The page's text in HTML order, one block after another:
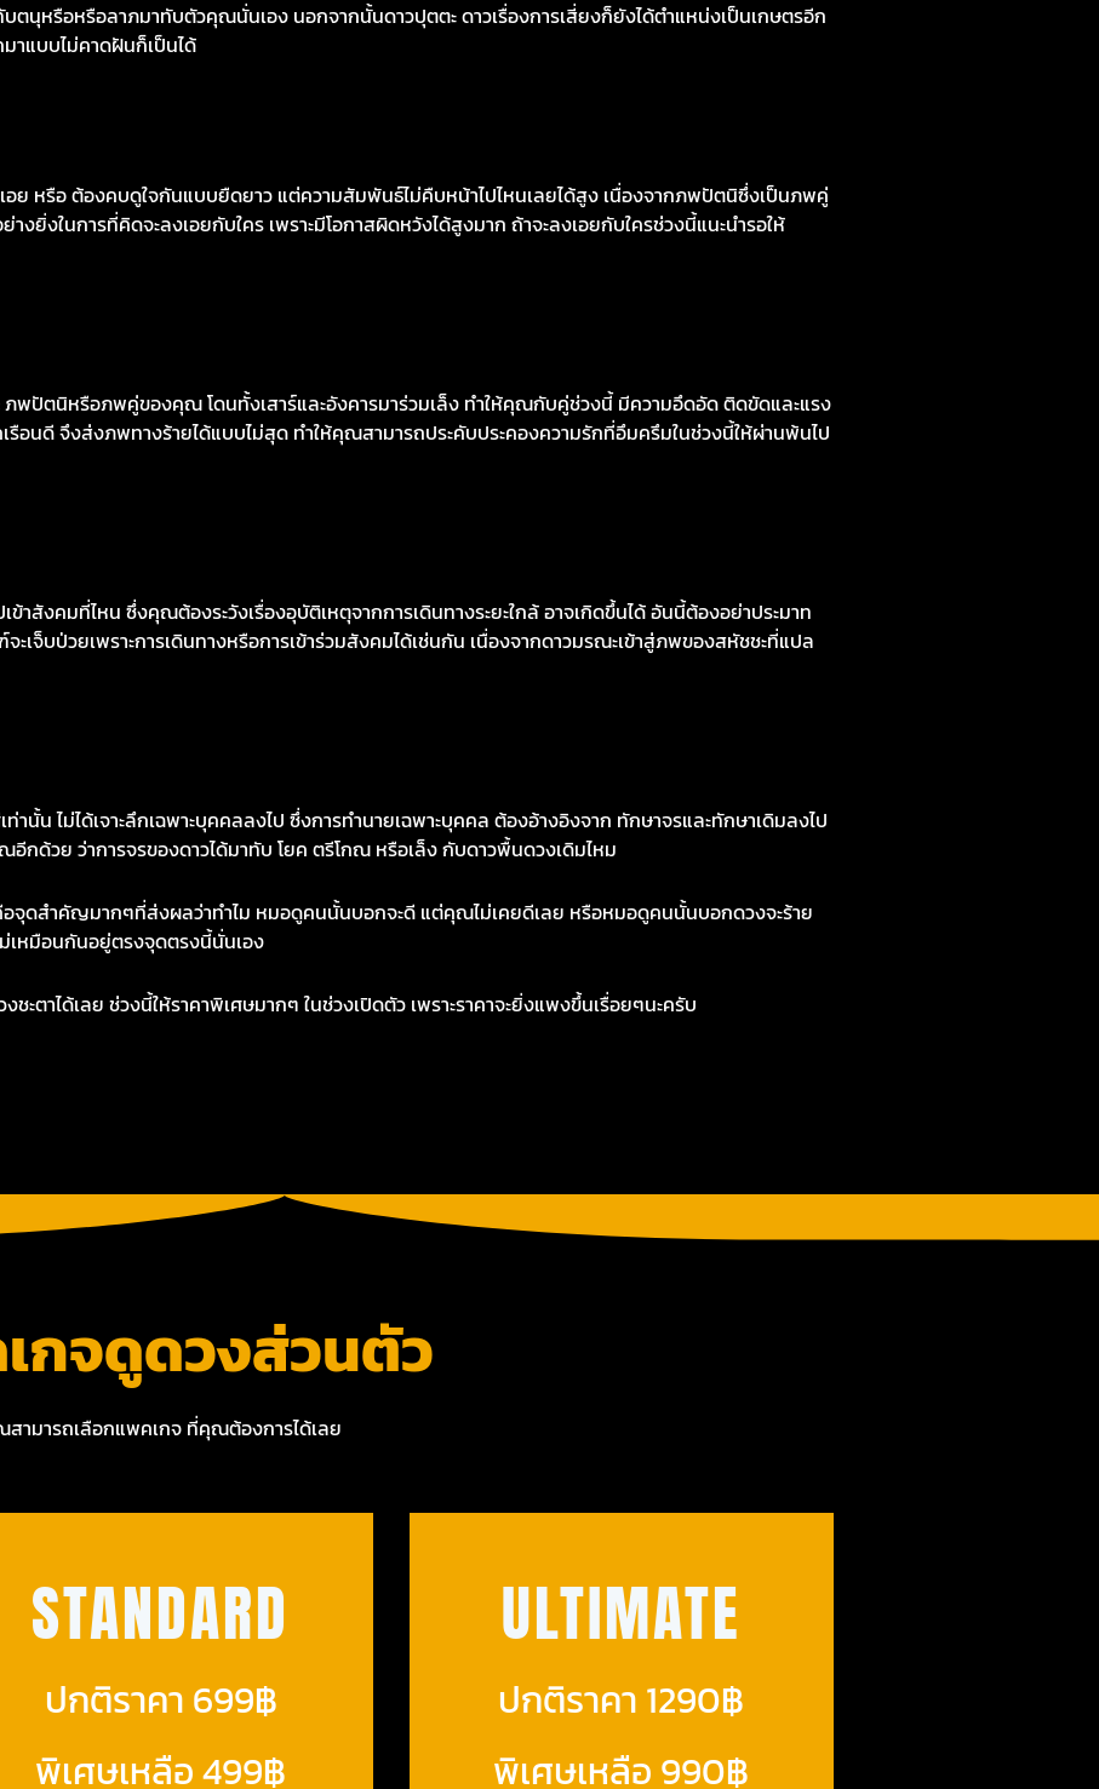
หรือหรือลาภมาทับตัวคุณนั่นเอง นอกจากนั้นดาวปุตตะ ดาวเรื่องการเสี่ยงก็ยังได้ตำแหน่งเป็นเกษตรอีก
าแบบไม่คาดฝันก็เป็นได้
หรือ ต้องคบดูใจกันแบบยืดยาว แต่ความสัมพันธ์ไม่คืบหน้าไปไหนเลยได้สูง เนื่องจากภพปัตนิซึ่งเป็นภพคู่
ยิ่งในการที่คิดจะลงเอยกับใคร เพราะมีโอกาสผิดหวังได้สูงมาก ถ้าจะลงเอยกับใครช่วงนี้แนะนำรอให้
ตนิหรือภพคู่ของคุณ โดนทั้งเสาร์และอังคารมาร่วมเล็ง ทำให้คุณกับคู่ช่วงนี้ มีความอึดอัด ติดขัดและแรง
อนดี จึงส่งภพทางร้ายได้แบบไม่สุด ทำให้คุณสามารถประคับประคองความรักที่อึมครึมในช่วงนี้ให้ผ่านพ้นไป
มที่ไหน ซึ่งคุณต้องระวังเรื่องอุบัติเหตุจากการเดินทางระยะใกล้ อาจเกิดขึ้นได้ อันนี้ต้องอย่าประมาท
เจ็บป่วยเพราะการเดินทางหรือการเข้าร่วมสังคมได้เช่นกัน เนื่องจากดาวมรณะเข้าสู่ภพของสหัชชะที่แปล
ไม่ได้เจาะลึกเฉพาะบุคคลลงไป ซึ่งการทำนายเฉพาะบุคคล ต้องอ้างอิงจาก ทักษาจรและทักษาเดิมลงไป
กด้วย ว่าการจรของดาวได้มาทับ โยค ตรีโกณ หรือเล็ง กับดาวพื้นดวงเดิมไหม
ำคัญมากๆที่ส่งผลว่าทำไม หมอดูคนนั้นบอกจะดี แต่คุณไม่เคยดีเลย หรือหมอดูคนนั้นบอกดวงจะร้าย
เหมือนกันอยู่ตรงจุดตรงนี้นั่นเอง
าได้เลย ช่วงนี้ให้ราคาพิเศษมากๆ ในช่วงเปิดตัว เพราะราคาจะยิ่งแพงขึ้นเรื่อยๆนะครับ
กจดูดวงส่วนตัว
ามารถเลือกแพคเกจ ที่คุณต้องการได้เลย
STANDARD
ปกติราคา 699฿
พิเศษเหลือ 499฿
ULTIMATE
ปกติราคา 1290฿
พิเศษเหลือ 990฿